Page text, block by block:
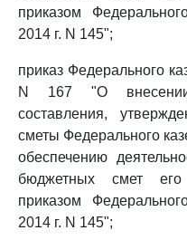
приказом
2014 г. N 145";
приказ Федерального
N 167 "О
составления,
сметы Федерального
обеспечению
бюджетных смет
приказом
2014 г. N 145";